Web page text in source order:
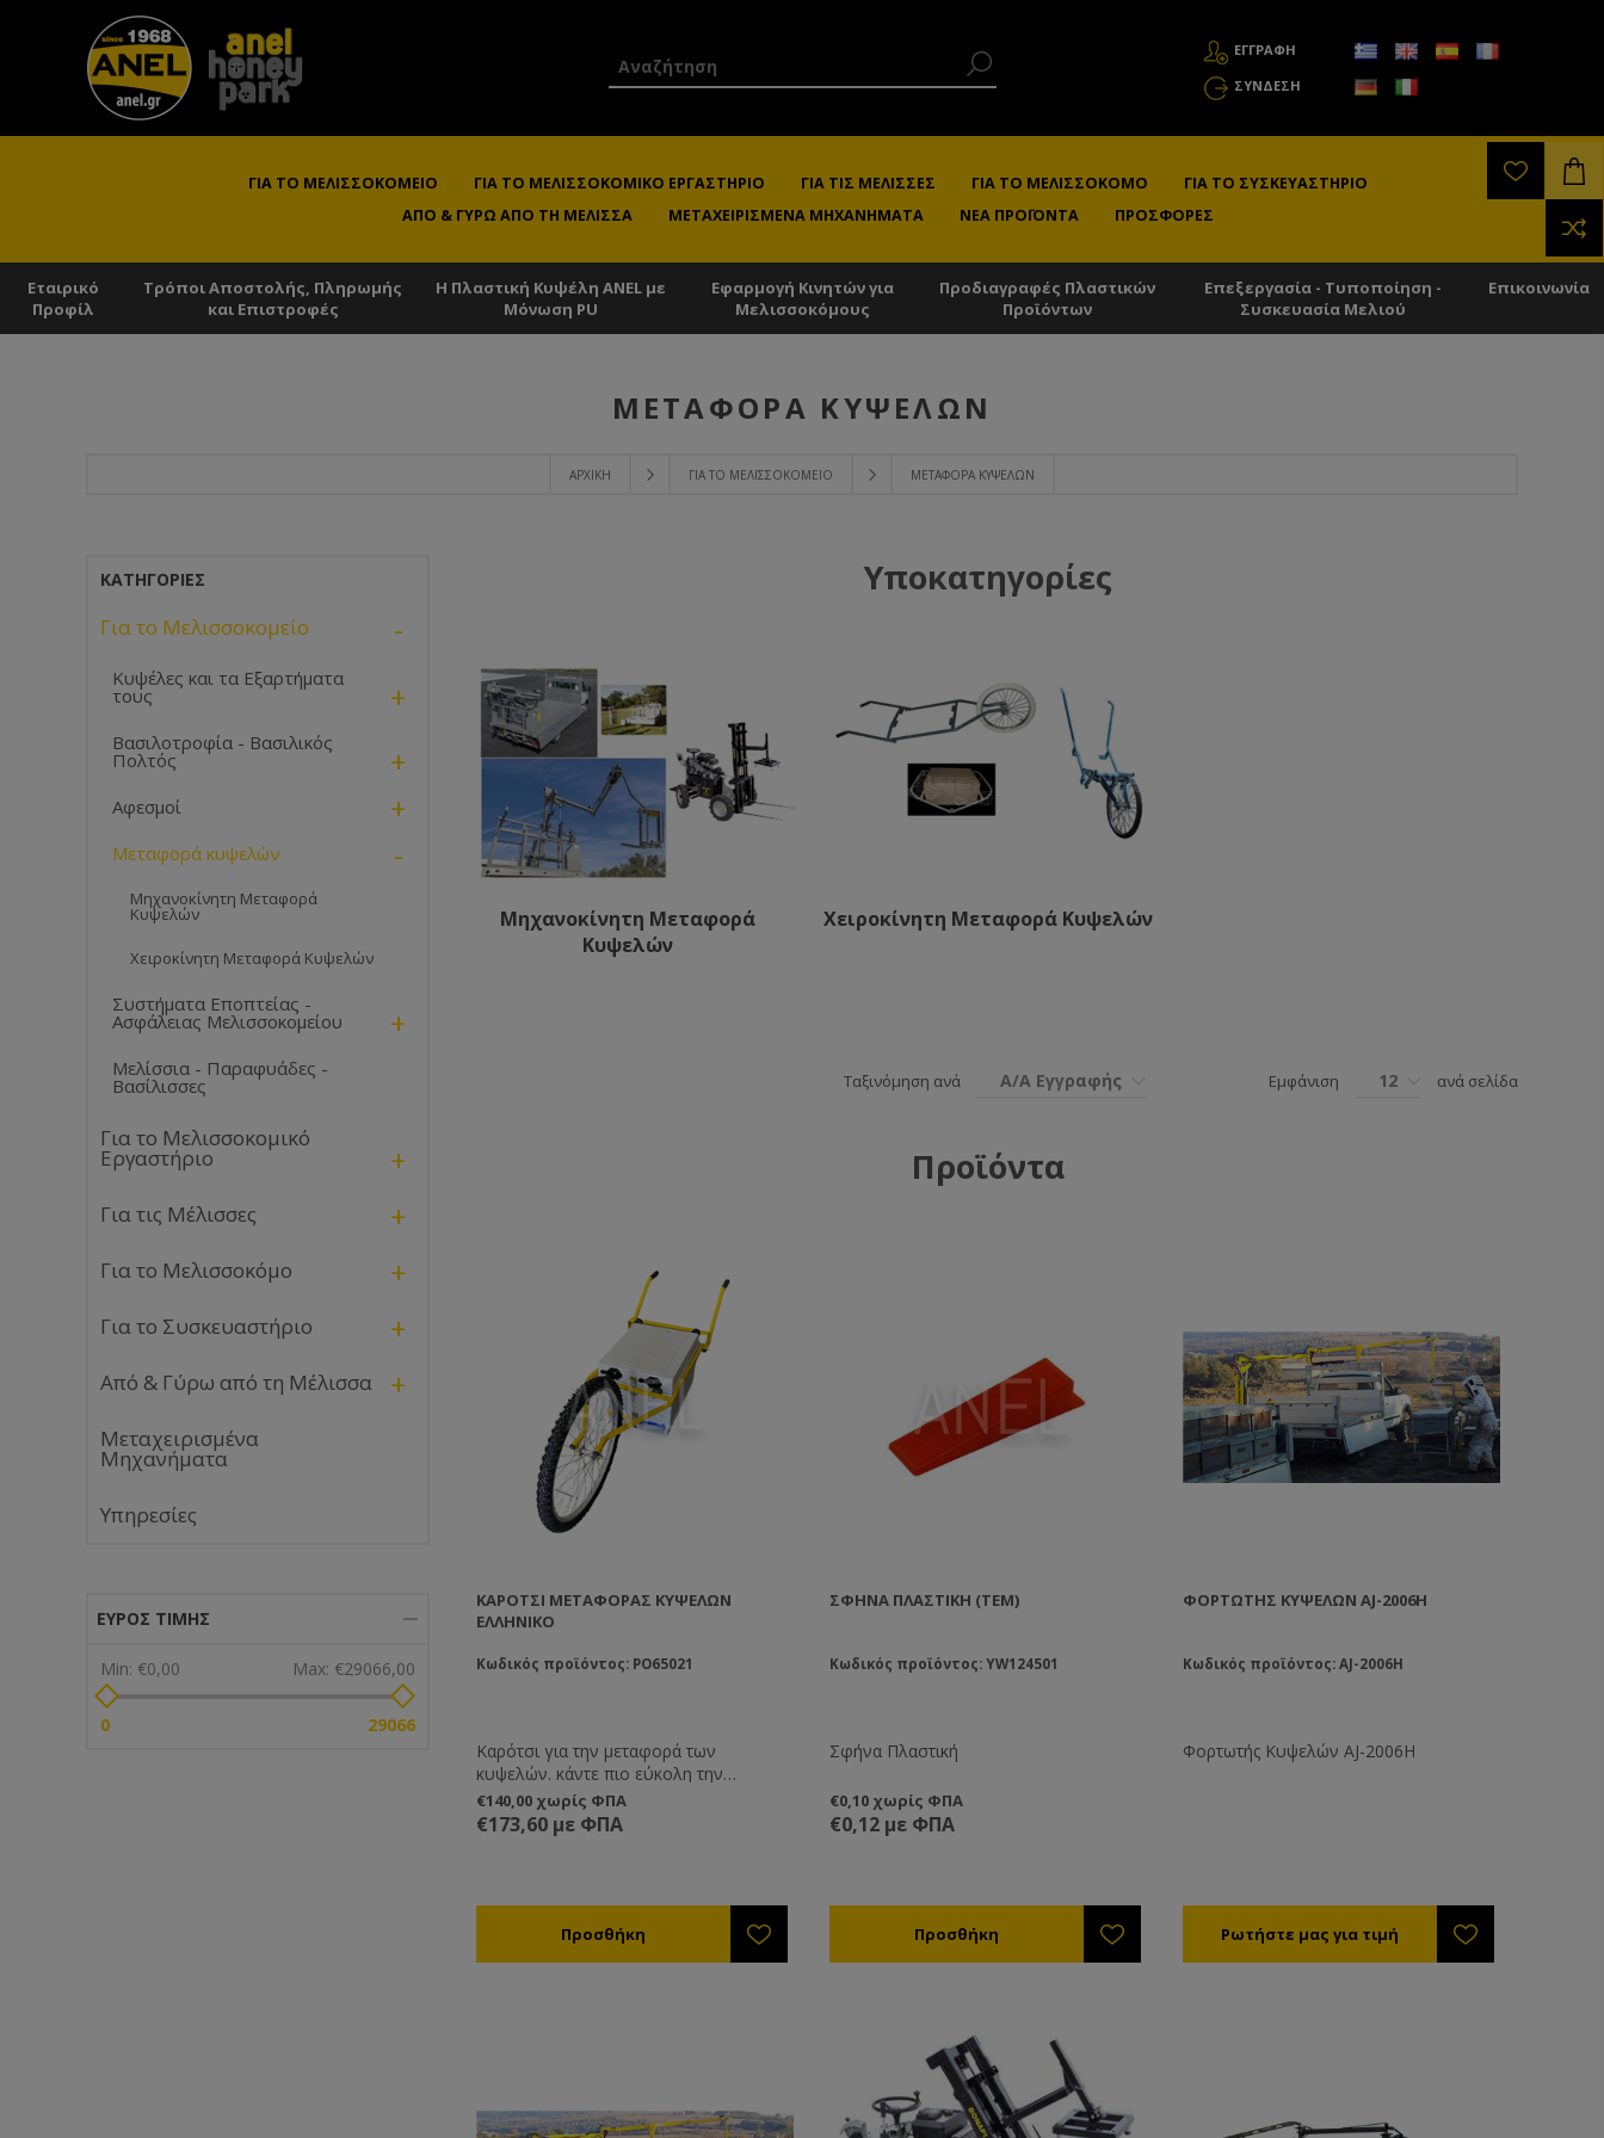
ΕΓΓΡΑΦΗ
ΣΎΝΔΕΣΗ
ΓΙΑ ΤΟ ΜΕΛΙΣΣΟΚΟΜΕΊΟ ΓΙΑ ΤΟ ΜΕΛΙΣΣΟΚΟΜΙΚΌ ΕΡΓΑΣΤΉΡΙΟ ΓΙΑ ΤΙΣ ΜΈΛΙΣΣΕΣ ΓΙΑ ΤΟ ΜΕΛΙΣΣΟΚΌΜΟ
ΓΙΑ ΤΟ ΣΥΣΚΕΥΑΣΤΉΡΙΟ
ΑΠΌ & ΓΎΡΩ ΑΠΌ ΤΗ ΜΈΛΙΣΣΑ
ΜΕΤΑΧΕΙΡΙΣΜΈΝΑ ΜΗΧΑΝΉΜΑΤΑ ΝΈΑ ΠΡΟΪΌΝΤΑ ΠΡΟΣΦΟΡΈΣ
Εταιρικό
Προφίλ
Τρόποι Αποστολής, Πληρωμής
και Επιστροφές
Η Πλαστική Κυψέλη ANEL με
Μόνωση PU
Εφαρμογή Κινητών για
Μελισσοκόμους
Προδιαγραφές Πλαστικών
Προϊόντων
Επεξεργασία - Τυποποίηση -
Συσκευασία Μελιού
Επικοινωνία
ΑΡΧΙΚΉ ΓΙΑ ΤΟ ΜΕΛΙΣΣΟΚΟΜΕΊΟ ΜΕΤΑΦΟΡΆ ΚΥΨΕΛΏΝ
ΜΕΤΑΦΟΡΆ ΚΥΨΕΛΏΝ
Υποκατηγορίες
Μηχανοκίνητη Μεταφορά
Κυψελών
Χειροκίνητη Μεταφορά Κυψελών
Ταξινόμηση ανά Α/Α Εγγραφής Εμφάνιση 12 ανά σελίδα
Προϊόντα
ΚΑΡΌΤΣΙ ΜΕΤΑΦΟΡΆΣ ΚΥΨΕΛΏΝ
ΕΛΛΗΝΙΚΌ
Κωδικός προϊόντος: PO65021
Καρότσι για την μεταφορά των
κυψελών. κάντε πιο εύκολη την
μεταφορά κυψελών σας χωρίς βάρος.
€140,00 χωρίς ΦΠΑ
€173,60 με ΦΠΑ
ΣΦΉΝΑ ΠΛΑΣΤΙΚΉ (ΤΕΜ)
Κωδικός προϊόντος: YW124501
Σφήνα Πλαστική
€0,10 χωρίς ΦΠΑ
€0,12 με ΦΠΑ
ΦΟΡΤΩΤΉΣ ΚΥΨΕΛΏΝ AJ-2006H
Κωδικός προϊόντος: AJ-2006H
Φορτωτής Κυψελών AJ-2006H
ΚΑΤΗΓΟΡΊΕΣ
Για το Μελισσοκομείο -
Κυψέλες και τα Εξαρτήματα
τους +
Βασιλοτροφία - Βασιλικός
Πολτός +
Αφεσμοί +
Μεταφορά κυψελών -
Μηχανοκίνητη Μεταφορά
Κυψελών
Χειροκίνητη Μεταφορά Κυψελών
Συστήματα Εποπτείας -
Ασφάλειας Μελισσοκομείου +
Μελίσσια - Παραφυάδες -
Βασίλισσες
Για το Μελισσοκομικό
Εργαστήριο +
Για τις Μέλισσες +
Για το Μελισσοκόμο +
Για το Συσκευαστήριο +
Από & Γύρω από τη Μέλισσα +
Μεταχειρισμένα
Μηχανήματα
Υπηρεσίες
ΕΎΡΟΣ ΤΙΜΉΣ
Min: €0,00 Max: €29066,00
0 29066